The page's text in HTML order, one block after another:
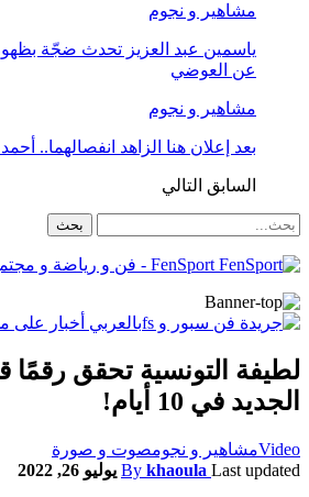
مشاهير و نجوم
ياسمين عبد العزيز تحدث ضجّة
عن العوضي
مشاهير و نجوم
بعد إعلان هنا الزاهد انفصالهما..
السابق التالي
FenSport - فن و رياضة و مجتمع و سياسة
لطيفة التونسية تحقق رقمًا
الجديد في 10 أيام!
Videoمشاهير و نجومصوت و صورة
By khaoula Last updated يوليو 26, 2022